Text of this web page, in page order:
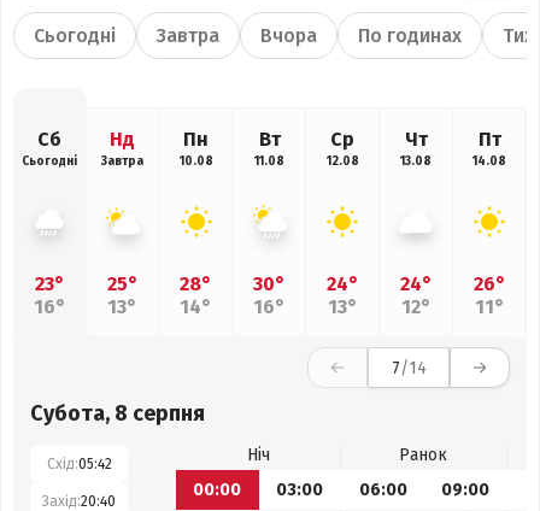
Сьогодні Завтра Вчора По годинах
Сб
Сьогодні
23°
16°
Нд
Завтра
25°
13°
Пн
10.08
28°
14°
Вт
11.08
30°
16°
Ср
12.08
24°
13°
Чт
13.08
24°
12°
Пт
14.08
26°
11°
7/14
Субота, 8 серпня
Схід:05:42
Захід:20:40
Ніч
Ранок
00:00
03:00 06:00 09:00